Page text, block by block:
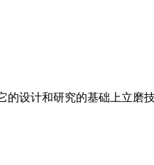
设计和研究的基础上立